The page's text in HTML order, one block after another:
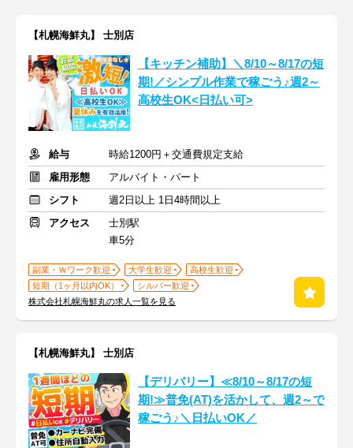
【札幌海鮮丸】 士別店
【キッチン補助】＼8/10～8/17の短
期!／シンプル作業で稼ごう♪週2～
高校生OK<日払い可>
給与
時給1200円＋交通費規定支給
雇用形態
アルバイト・パート
シフト
週2日以上 1日4時間以上
アクセス
士別駅
車5分
副業・Ｗワーク歓迎 大学生歓迎
高校生歓迎
短期（1ヶ月以内OK）
シルバー歓迎
株式会社札幌海鮮丸の求人一覧を見る
【札幌海鮮丸】 士別店
【デリバリー】≪8/10～8/17の短
期!≫普免(AT)を活かして、週2～で
稼ごう♪＼日払いOK／